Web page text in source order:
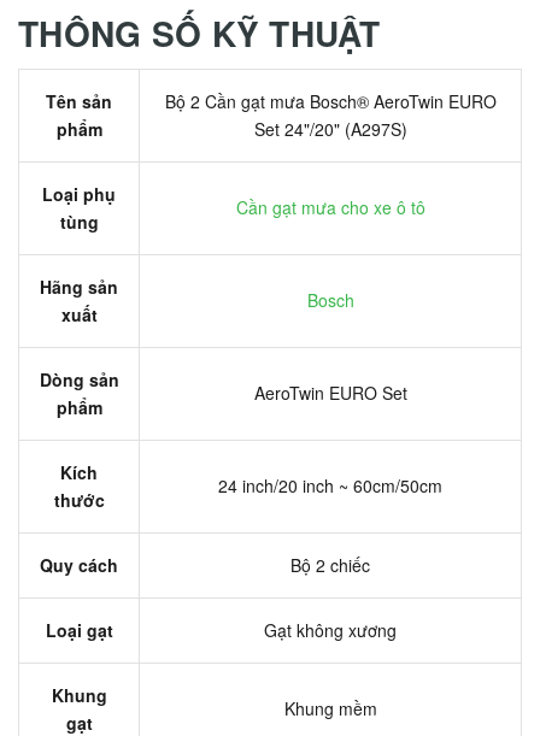
THÔNG SỐ KỸ THUẬT
Tên sản
phẩm
Bộ 2 Cần gạt mưa Bosch® AeroTwin EURO
Set 24"/20" (A297S)
Loại phụ
tùng
Cần gạt mưa cho xe ô tô
Hãng sản
xuất
Bosch
Dòng sản
phẩm
AeroTwin EURO Set
Kích
thước
24 inch/20 inch ~ 60cm/50cm
Quy cách Bộ 2 chiếc
Loại gạt Gạt không xương
Khung
gạt
Khung mềm